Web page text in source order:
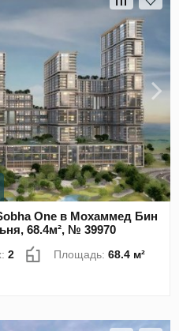
One в Мохаммед Бин
68.4м², № 39970
2 Площадь:68.4 м²